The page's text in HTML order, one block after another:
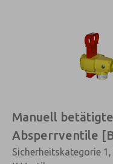
Manuell betätigte
Absperrventile
Sicherheitskategorie 1,